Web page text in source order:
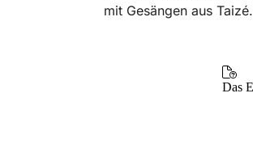
mit Gesängen aus Taizé.